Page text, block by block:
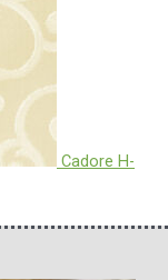
Cadore H-